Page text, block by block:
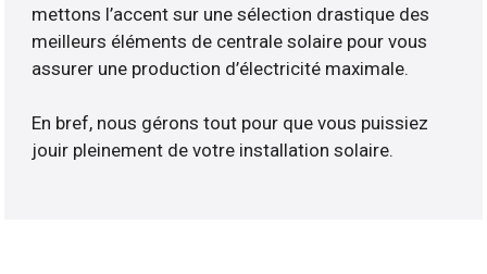
mettons l’accent sur une sélection drastique des
meilleurs éléments de centrale solaire pour vous
assurer une production d’électricité maximale.
En bref, nous gérons tout pour que vous puissiez
jouir pleinement de votre installation solaire.